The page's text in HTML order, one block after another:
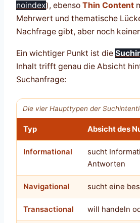
noindex), ebenso Thin Content
Mehrwert und thematische
Nachfrage gibt, aber noch
Ein wichtiger Punkt ist die
Inhalt trifft genau die Absicht
Suchanfrage:
Die vier Haupttypen der
Typ Absicht des
Informational
sucht
Antworten
Navigational sucht eine
Transactional will handeln